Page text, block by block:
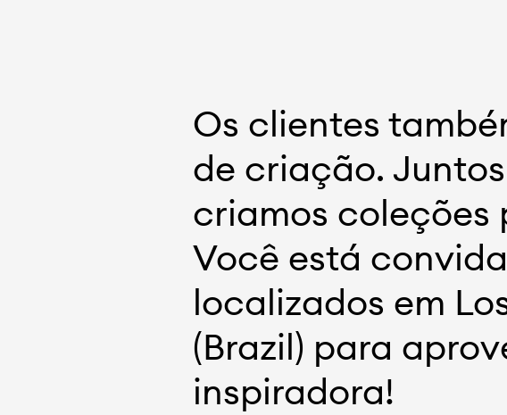
Os clientes
de criação.
criamos coleções
Você está
localizados em
(Brazil) para
inspiradora!